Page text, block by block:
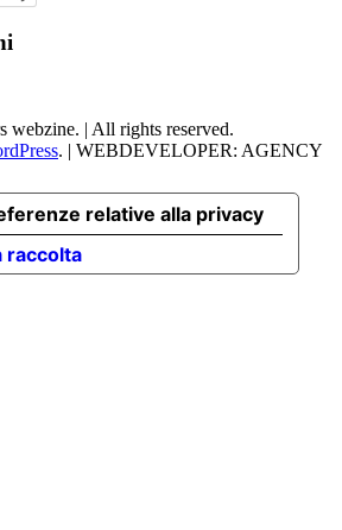
webzine. | All rights reserved.
. | WEBDEVELOPER: AGENCY
raccolta
relative alla privacy